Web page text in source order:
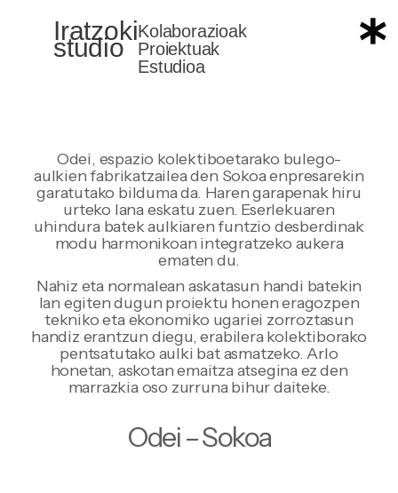
Iratzoki
studio
Kolaborazioak
Proiektuak
Estudioa
Odei, espazio kolektiboetarako bulego-
aulkien fabrikatzailea den Sokoa enpresarekin
garatutako bilduma da. Haren garapenak hiru
urteko lana eskatu zuen. Eserlekuaren
uhindura batek aulkiaren funtzio desberdinak
modu harmonikoan integratzeko aukera
ematen du.
Nahiz eta normalean askatasun handi batekin
lan egiten dugun proiektu honen eragozpen
tekniko eta ekonomiko ugariei zorroztasun
handiz erantzun diegu, erabilera kolektiborako
pentsatutako aulki bat asmatzeko. Arlo
honetan, askotan emaitza atsegina ez den
marrazkia oso zurruna bihur daiteke.
Odei – Sokoa